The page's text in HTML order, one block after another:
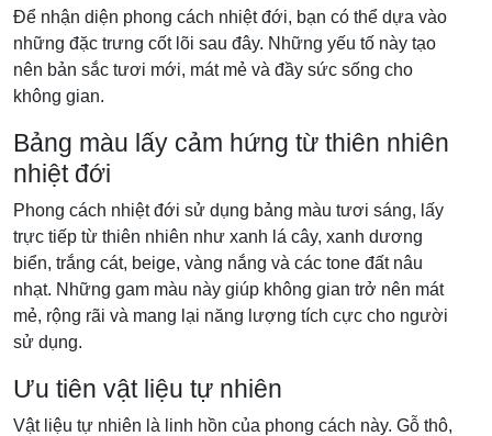
Để nhận diện phong cách nhiệt đới, bạn có thể dựa vào
những đặc trưng cốt lõi sau đây. Những yếu tố này tạo
nên bản sắc tươi mới, mát mẻ và đầy sức sống cho
không gian.
Bảng màu lấy cảm hứng từ thiên nhiên
nhiệt đới
Phong cách nhiệt đới sử dụng bảng màu tươi sáng, lấy
trực tiếp từ thiên nhiên như xanh lá cây, xanh dương
biển, trắng cát, beige, vàng nắng và các tone đất nâu
nhạt. Những gam màu này giúp không gian trở nên mát
mẻ, rộng rãi và mang lại năng lượng tích cực cho người
sử dụng.
Ưu tiên vật liệu tự nhiên
Vật liệu tự nhiên là linh hồn của phong cách này. Gỗ thô,